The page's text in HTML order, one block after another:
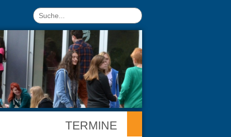
TERMINE